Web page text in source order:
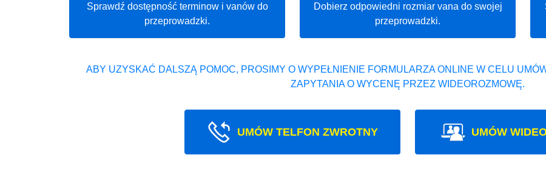
Sprawdź dostępność terminow i vanów do
przeprowadzki.
Dobierz odpowiedni rozmiar vana do swojej
przeprowadzki.
ABY UZYSKAĆ DALSZĄ POMOC, PROSIMY O WYPEŁNIENIE FORMULARZA ONLINE W CELU
ZAPYTANIA O WYCENĘ PRZEZ WIDEOROZMOWĘ.
UMÓW TELFON ZWROTNY UMÓW